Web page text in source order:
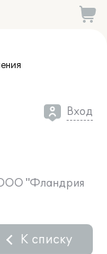
Вход
ООО "Фландрия
К списку